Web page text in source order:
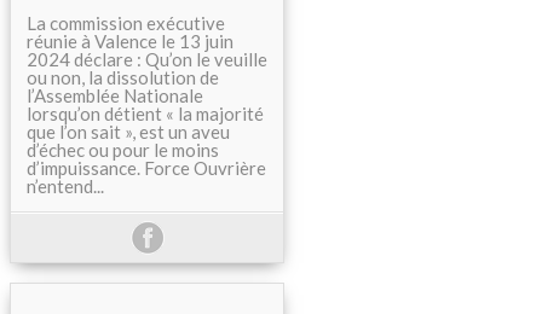
La commission exécutive
réunie à Valence le 13 juin
2024 déclare : Qu’on le veuille
ou non, la dissolution de
l’Assemblée Nationale
lorsqu’on détient « la majorité
que l’on sait », est un aveu
d’échec ou pour le moins
d’impuissance. Force Ouvrière
n’entend...